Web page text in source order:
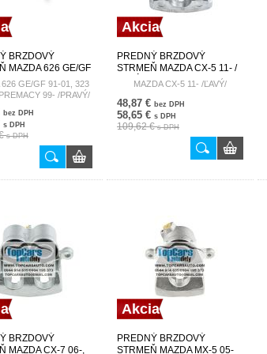
BRZDOVÝ
MAZDA 626 GE/GF
BJ 98-,
99- /PRAVÝ/
626 GE/GF 91-01, 323
99- /PRAVÝ/
bez DPH
s DPH
s DPH
Akcia
PREDNÝ BRZDOVÝ
STRMEŇ MAZDA CX-5 11- /
ĽAVÝ/ K0Y1-33-99Z HZP-
MAZDA CX-5 11- /ĽAVÝ/
48,87 € bez DPH
58,65 € s DPH
109,62 €s DPH
BRZDOVÝ
MAZDA CX-7 06-,
Akcia
PREDNÝ BRZDOVÝ
STRMEŇ MAZDA MX-5 05-